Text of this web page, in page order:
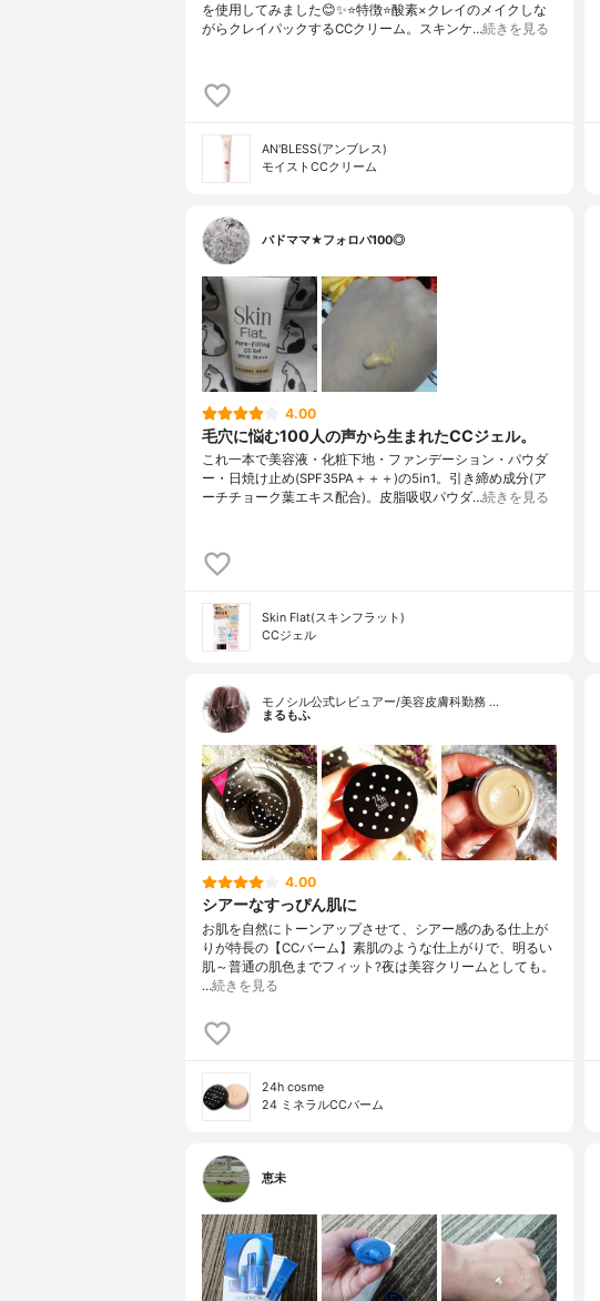
を使用してみました😊✨⭐️特徴⭐️酸素×クレイのメイクしな
がらクレイパックするCCクリーム。スキンケ…続きを見る
AN'BLESS(アンブレス)
モイストCCクリーム
バドママ★フォロバ100◎
4.00
毛穴に悩む100人の声から生まれたCCジェル。
これ一本で美容液・化粧下地・ファンデーション・パウダ
ー・日焼け止め(SPF35PA＋＋＋)の5in1。引き締め成分(ア
ーチチョーク葉エキス配合)。皮脂吸収パウダ…続きを見る
Skin Flat(スキンフラット)
CCジェル
モノシル公式レビュアー/美容皮膚科勤務 …
まるもふ
4.00
シアーなすっぴん肌に
お肌を自然にトーンアップさせて、シアー感のある仕上が
りが特長の【CCバーム】素肌のような仕上がりで、明るい
肌～普通の肌色までフィット?夜は美容クリームとしても。
…続きを見る
24h cosme
24 ミネラルCCバーム
恵未